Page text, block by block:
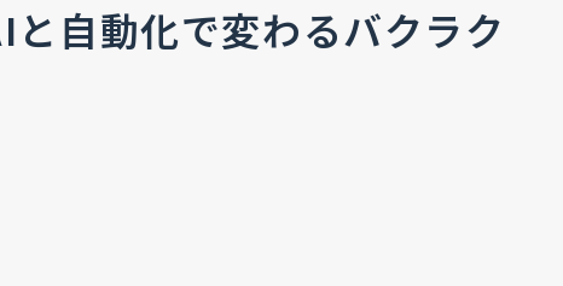
自動化で変わるバクラク